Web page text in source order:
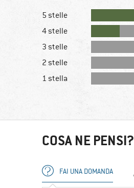
5 stelle
4 stelle
3 stelle
2 stelle
1 stella
COSA NE PENSI?
FAI UNA DOMANDA